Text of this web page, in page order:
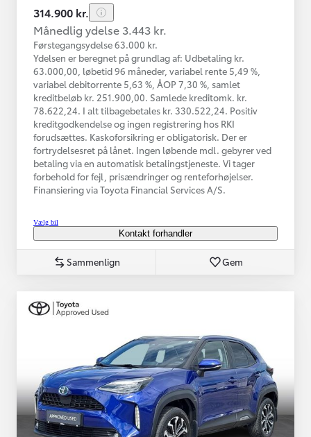
314.900 kr.
Månedlig ydelse 3.443 kr.
Førstegangsydelse 63.000 kr.
Ydelsen er beregnet på grundlag af: Udbetaling kr.
63.000,00, løbetid 96 måneder, variabel rente 5,49 %,
variabel debitorrente 5,63 %, ÅOP 7,30 %, samlet
kreditbeløb kr. 251.900,00. Samlede kreditomk. kr.
78.622,24. I alt tilbagebetales kr. 330.522,24. Positiv
kreditgodkendelse og ingen registrering hos RKI
forudsættes. Kaskoforsikring er obligatorisk. Der er
fortrydelsesret på lånet. Ingen løbende mdl. gebyrer ved
betaling via en automatisk betalingstjeneste. Vi tager
forbehold for fejl, prisændringer og renteforhøjelser.
Finansiering via Toyota Financial Services A/S.
Vælg bil
Kontakt forhandler
Sammenlign Gem